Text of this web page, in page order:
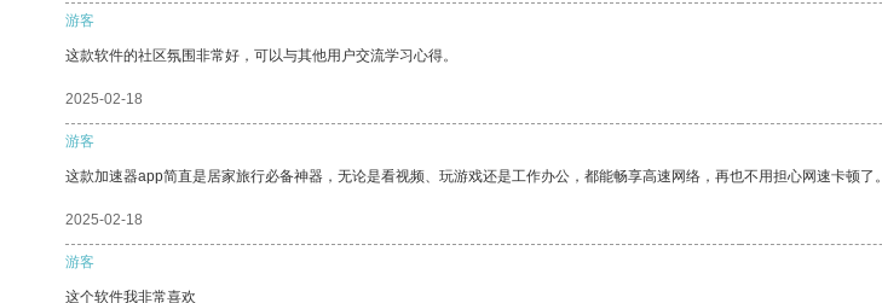
游客
这款软件的社区氛围非常好，可以与其他用户交流学习心得。
2025-02-18
游客
这款加速器app简直是居家旅行必备神器，无论是看视频、玩游戏还是工作办公，都能畅享高速网络，再也不用担心网速卡顿了。
2025-02-18
游客
这个软件我非常喜欢